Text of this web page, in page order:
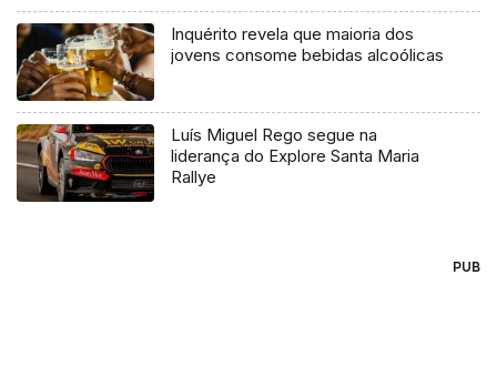
Inquérito revela que maioria dos
jovens consome bebidas alcoólicas
Luís Miguel Rego segue na
liderança do Explore Santa Maria
Rallye
PUB